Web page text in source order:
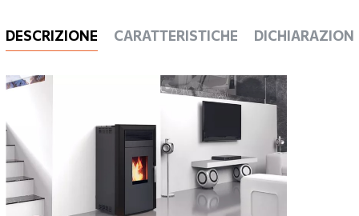
DESCRIZIONE CARATTERISTICHE